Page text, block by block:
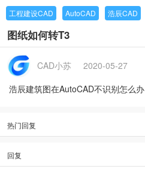
工程建设CAD AutoCAD 浩辰CAD
图纸如何转T3
CAD小苏
2020-05-27
浩辰建筑图在AutoCAD不识别怎么办
热门回复
回复